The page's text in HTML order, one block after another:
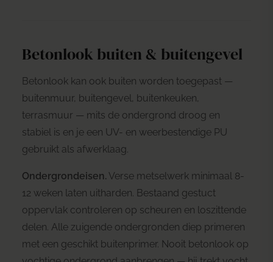
Betonlook buiten & buitengevel
Betonlook kan ook buiten worden toegepast —
buitenmuur, buitengevel, buitenkeuken,
terrasmuur — mits de ondergrond droog en
stabiel is en je een UV- en weerbestendige PU
gebruikt als afwerklaag.
Ondergrondeisen. Verse metselwerk minimaal 8-
12 weken laten uitharden. Bestaand gestuct
oppervlak controleren op scheuren en loszittende
delen. Alle zuigende ondergronden diep primeren
met een geschikt buitenprimer. Nooit betonlook op